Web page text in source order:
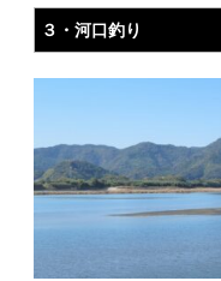
３・河口釣り